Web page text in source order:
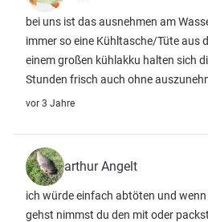
bei uns ist das ausnehmen am
immer so eine Kühltasche/Tüte aus
einem großen kühlakku halten sich
Stunden frisch auch ohne
vor 3 Jahre
arthur Angelt
ich würde einfach abtöten und
gehst nimmst du den mit oder